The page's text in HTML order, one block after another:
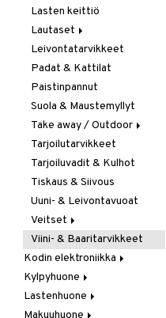
Mixerit &
Sähkövatkaimet
Muut koneet
Vedenkeittimet
Juoma- & Cocktailasit
Juomalasit
Olutlasit
Shamppanjalasit
Snapsi- & Aveclasit
Viinilasit
Whiskey- & Konjakkilasit
Lasten keittiö
Lautaset
Asetit
Ruokalautaset
Syvät lautaset
Leivontatarvikkeet
Padat & Kattilat
Paistinpannut
Suola & Maustemyllyt
Take away / Outdoor
Eväslaatikot
Pullot
Termoskannut
Termosmukit
Tarjoilutarvikkeet
Tarjoiluvadit & Kulhot
Tiskaus & Siivous
Uuni- & Leivontavuoat
Veitset
Erityisveitset
Keittiöveitset
Kuorinta- &
Vihannesveitset
Leikkuulaudat
Viini- & Baaritarvikkeet
Kodin elektroniikka
Ääni
Kylpyhuone
Kylpyhuoneen sisustus
Kylpyhuoneen tarvikkeita
Lastenhuone
Kylpyhuoneen koristelu
Makuuhuone